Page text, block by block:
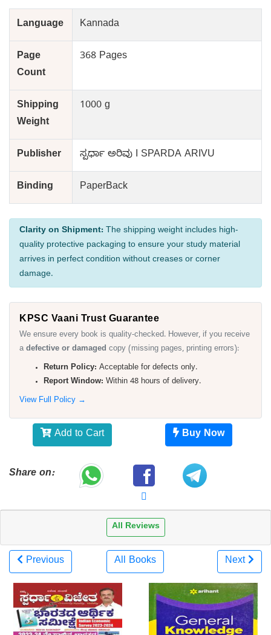
Language Kannada
Page
Count
368 Pages
Shipping
Weight
1000 g
Publisher ಸ್ಪರ್ಧಾ ಅರಿವು I SPARDA ARIVU
Binding PaperBack
Clarity on Shipment: The shipping weight includes high-
quality protective packaging to ensure your study material
arrives in perfect condition without creases or corner
damage.
KPSC Vaani Trust Guarantee
We ensure every book is quality-checked. However, if you receive
adefective or damaged copy (missing pages, printing errors):
Return Policy: Acceptable for defects only.
Report Window: Within 48 hours of delivery.
View Full Policy →
Add to Cart Buy Now
Share on:
All Reviews
Previous All Books Next